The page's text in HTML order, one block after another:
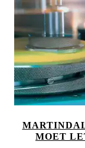
MOET